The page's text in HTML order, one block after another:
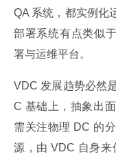
QA 系统，都实例化
部署系统有点类似
署与运维平台。
VDC 发展趋势必然
C 基础上，抽象出
需关注物理 DC 的
源，由 VDC 自身来